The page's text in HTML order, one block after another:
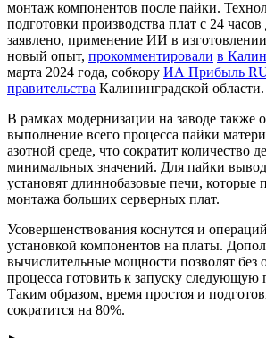
монтаж компонентов после пайки.
подготовки производства плат с 24
заявлено, применение ИИ в
новый опыт, прокомментировали в
марта 2024 года, собкору ИА Прибыль
правительства Калининградской области.
В рамках модернизации на заводе также
выполнение всего процесса пайки
азотной среде, что сократит количество
минимальных значений. Для пайки
установят длиннобазовые печи, которые
монтажа больших серверных плат.
Усовершенствования коснутся и
установкой компонентов на платы.
вычислительные мощности позволят без
процесса готовить к запуску следующую
Таким образом, время простоя и
сократится на 80%.